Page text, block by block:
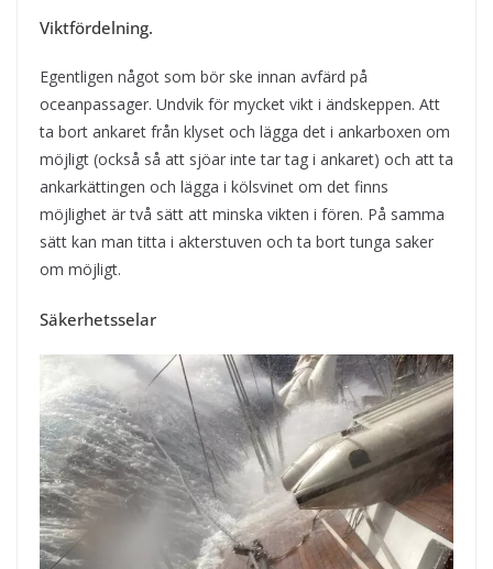
Viktfördelning.
Egentligen något som bör ske innan avfärd på
oceanpassager. Undvik för mycket vikt i ändskeppen. Att
ta bort ankaret från klyset och lägga det i ankarboxen om
möjligt (också så att sjöar inte tar tag i ankaret) och att ta
ankarkättingen och lägga i kölsvinet om det finns
möjlighet är två sätt att minska vikten i fören. På samma
sätt kan man titta i akterstuven och ta bort tunga saker
om möjligt.
Säkerhetsselar